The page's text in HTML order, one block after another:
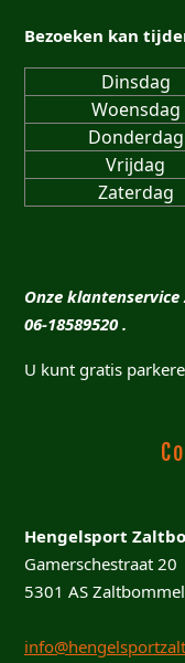
Bezoeken kan
Dinsdag
Woensdag
Donderdag
Vrijdag
Zaterdag
Onze
06-18589520 .
U kunt gratis
Hengelsport
Gamerschestraat 20
5301 AS Zaltbommel